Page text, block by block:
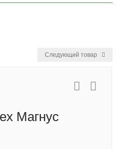
Следующий товар
Магнус